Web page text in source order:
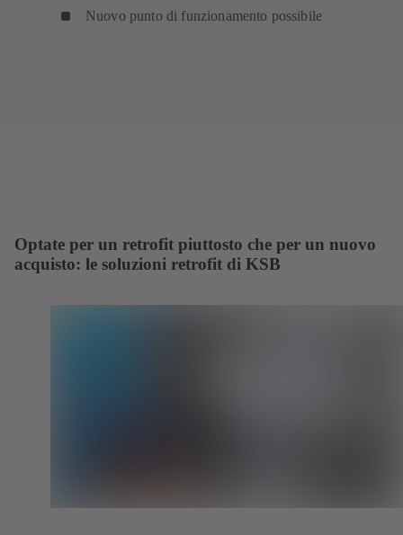
Nuovo punto di funzionamento possibile
Optate per un retrofit piuttosto che per un nuovo
acquisto: le soluzioni retrofit di KSB